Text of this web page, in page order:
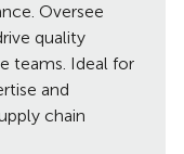
Oversee
quality
teams. Ideal for
and
chain